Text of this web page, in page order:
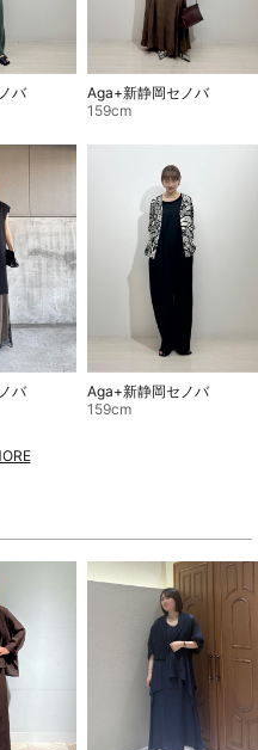
バ
Aga+新静岡セノバ
159cm
バ
Aga+新静岡セノバ
159cm